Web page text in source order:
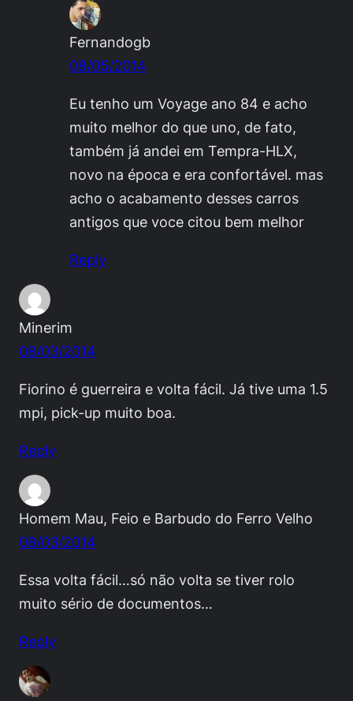
Fernandogb
08/05/2014
Eu tenho um Voyage ano 84 e acho
muito melhor do que uno, de fato,
também já andei em Tempra-HLX,
novo na época e era confortável. mas
acho o acabamento desses carros
antigos que voce citou bem melhor
Reply
Minerim
08/03/2014
Fiorino é guerreira e volta fácil. Já tive uma 1.5
mpi, pick-up muito boa.
Reply
Homem Mau, Feio e Barbudo do Ferro Velho
08/03/2014
Essa volta fácil…só não volta se tiver rolo
muito sério de documentos…
Reply